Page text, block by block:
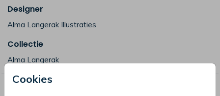
Cookies
Designer
Alma Langerak Illustraties
Collectie
Alma Langerak